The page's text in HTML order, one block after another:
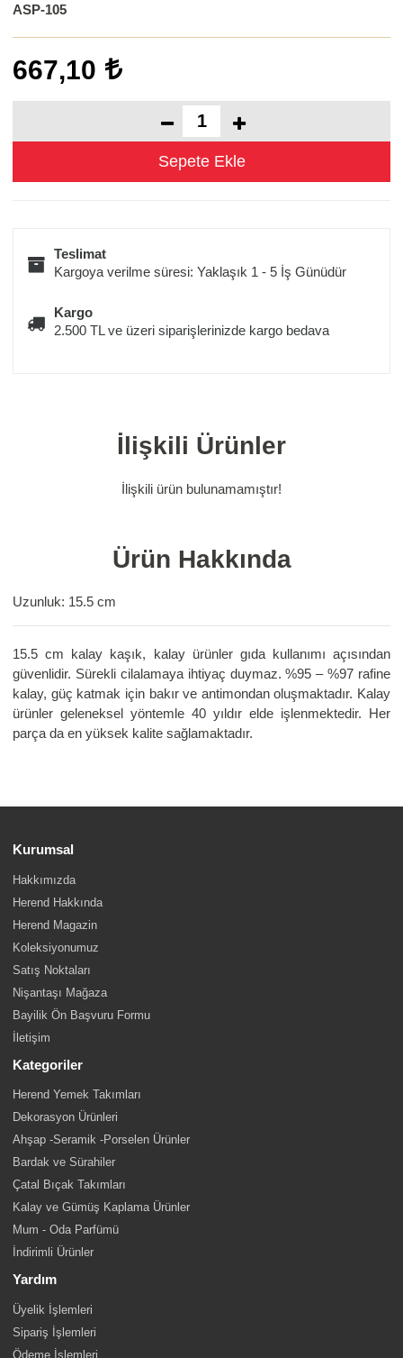
ASP-105
667,10
Teslimat
Kargoya verilme süresi: Yaklaşık 1 - 5 İş Günüdür
Kargo
2.500 TL ve üzeri siparişlerinizde kargo bedava
İlişkili Ürünler
İlişkili ürün bulunamamıştır!
Ürün Hakkında
Uzunluk: 15.5 cm
15.5 cm kalay kaşık, kalay ürünler gıda kullanımı açısından
güvenlidir. Sürekli cilalamaya ihtiyaç duymaz. %95 – %97 rafine
kalay, güç katmak için bakır ve antimondan oluşmaktadır. Kalay
ürünler geleneksel yöntemle 40 yıldır elde işlenmektedir. Her
parça da en yüksek kalite sağlamaktadır.
Kurumsal
Hakkımızda
Herend Hakkında
Herend Magazin
Koleksiyonumuz
Satış Noktaları
Nişantaşı Mağaza
Bayilik Ön Başvuru Formu
İletişim
Kategoriler
Herend Yemek Takımları
Dekorasyon Ürünleri
Ahşap -Seramik -Porselen Ürünler
Bardak ve Sürahiler
Çatal Bıçak Takımları
Kalay ve Gümüş Kaplama Ürünler
Mum - Oda Parfümü
İndirimli Ürünler
Yardım
Üyelik İşlemleri
Sipariş İşlemleri
Ödeme İşlemleri